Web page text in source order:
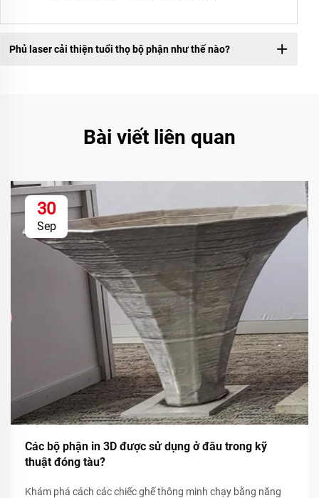
Phủ laser cải thiện tuổi thọ bộ phận như thế nào?
Bài viết liên quan
30
Sep
Các bộ phận in 3D được sử dụng ở đâu trong kỹ
thuật đóng tàu?
Khám phá cách các chiếc ghế thông minh chạy bằng năng